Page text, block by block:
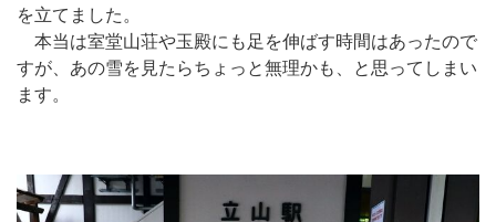
を立てました。
本当は室堂山荘や玉殿にも足を伸ばす時間はあったので
すが、あの雪を見たらちょっと無理かも、と思ってしまい
ます。